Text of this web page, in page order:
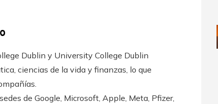
Dublin y University College Dublin
ciencias de la vida y finanzas, lo que
de Google, Microsoft, Apple, Meta, Pfizer,